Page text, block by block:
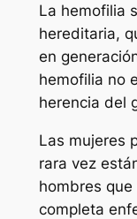
La hemofilia
hereditaria,
en
hemofilia no
herencia del
Las mujeres
rara vez
hombres
completa